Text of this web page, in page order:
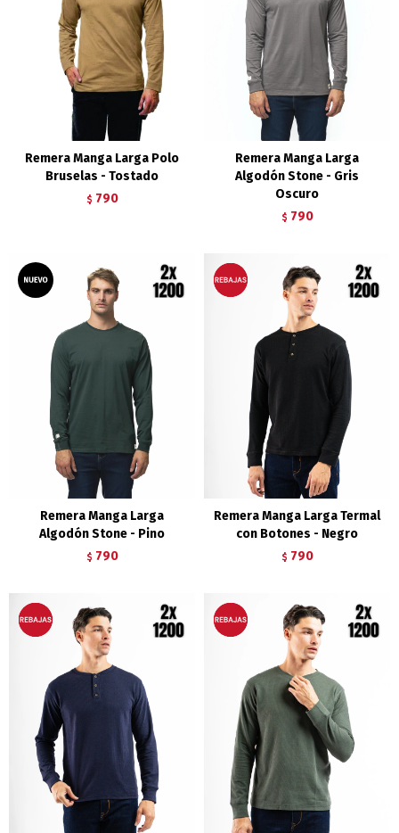
Remera Manga Larga Polo
Bruselas - Tostado
$ 790
Remera Manga Larga
Algodón Stone - Gris
Oscuro
$ 790
Remera Manga Larga
Algodón Stone - Pino
$ 790
Remera Manga Larga Termal
con Botones - Negro
$ 790